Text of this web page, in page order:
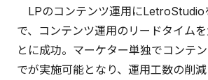
LPのコンテンツ運用にLetroStudio
で、コンテンツ運用のリードタイム
とに成功。マーケター単独でコンテ
でが実施可能となり、運用工数の削